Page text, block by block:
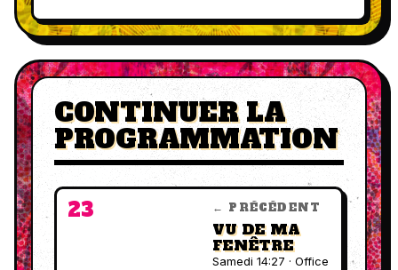
CONTINUER LA
PROGRAMMATION
23 ← PRÉCÉDENT
VU DE MA
FENÊTRE
Samedi 14:27 · Office